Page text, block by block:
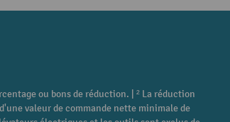
ou bons de réduction. | ² La réduction
valeur de commande nette minimale de